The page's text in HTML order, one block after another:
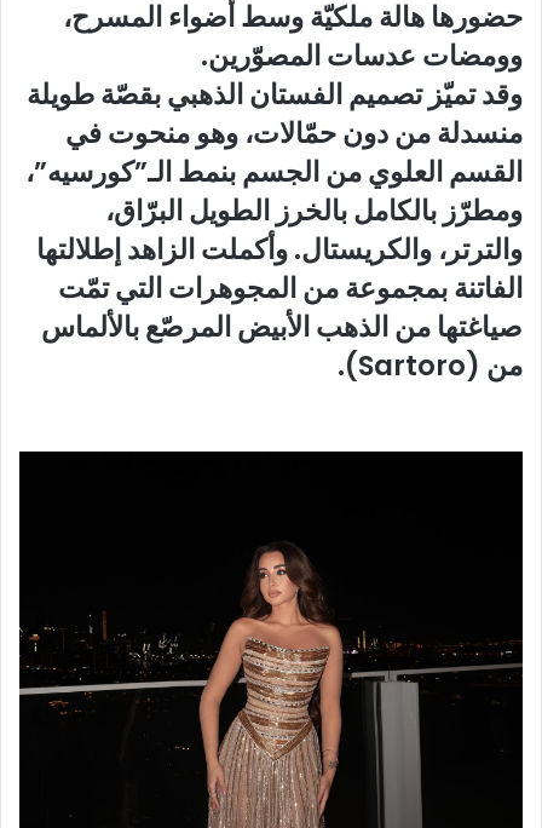
حضورها هالة ملكيّة وسط أضواء المسرح،
وومضات عدسات المصوّرين.
وقد تميّز تصميم الفستان الذهبي بقصّة طويلة
منسدلة من دون حمّالات، وهو منحوت في
القسم العلوي من الجسم بنمط الـ”كورسيه”،
ومطرّز بالكامل بالخرز الطويل البرّاق،
والترتر، والكريستال. وأكملت الزاهد إطلالتها
الفاتنة بمجموعة من المجوهرات التي تمّت
صياغتها من الذهب الأبيض المرصّع بالألماس
من (Sartoro).